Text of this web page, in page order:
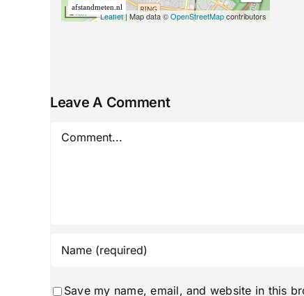
Leave A Comment
Comment
Save my name, email, and website in this